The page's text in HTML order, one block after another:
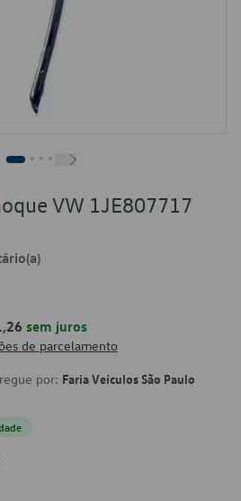
VW 1JE807717
sem juros
de parcelamento
por: Faria Veículos São Paulo